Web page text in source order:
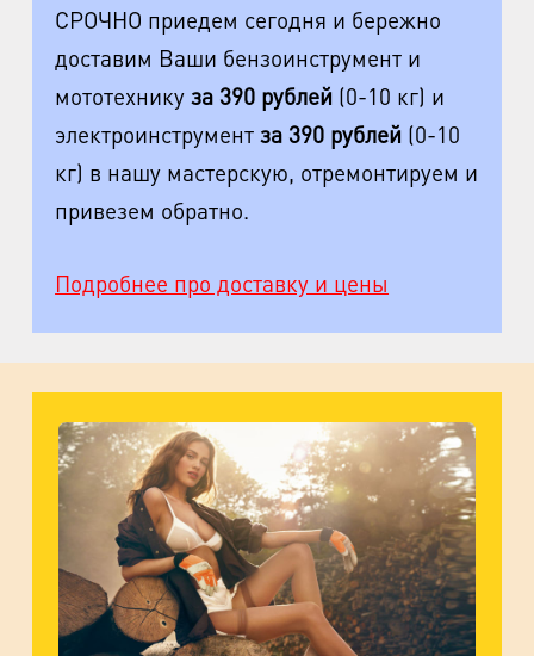
м. Фрунзенская
ул. Киевская, д.32В
м. Купчино
ул. Ярослава Гашека, д.4, к.1
ст. ЖД Колпино, ул. Тверская, д.1/13
пр. Энгельса, д.19
м. Электросила
ул. Решетникова, д.3
СРОЧНО приедем сегодня и бережно
доставим Ваши бензоинструмент и
мототехникуза 390 рублей (0-10 кг) и
электроинструментза 390 рублей (0-10
кг) в нашу мастерскую, отремонтируем и
привезем обратно.
Подробнее про доставку и цены